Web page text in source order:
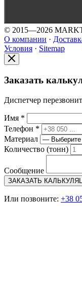
© 2015—2026
О компании ·
Условия · Sitemap
Заказать
Диспетчер
Имя *
Телефон *
Материал
Количество (тонн)
Сообщение
ЗАКАЗАТЬ
Или позвоните: +38